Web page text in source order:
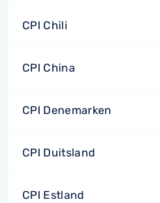
CPI Chili
CPI China
CPI Denemarken
CPI Duitsland
CPI Estland